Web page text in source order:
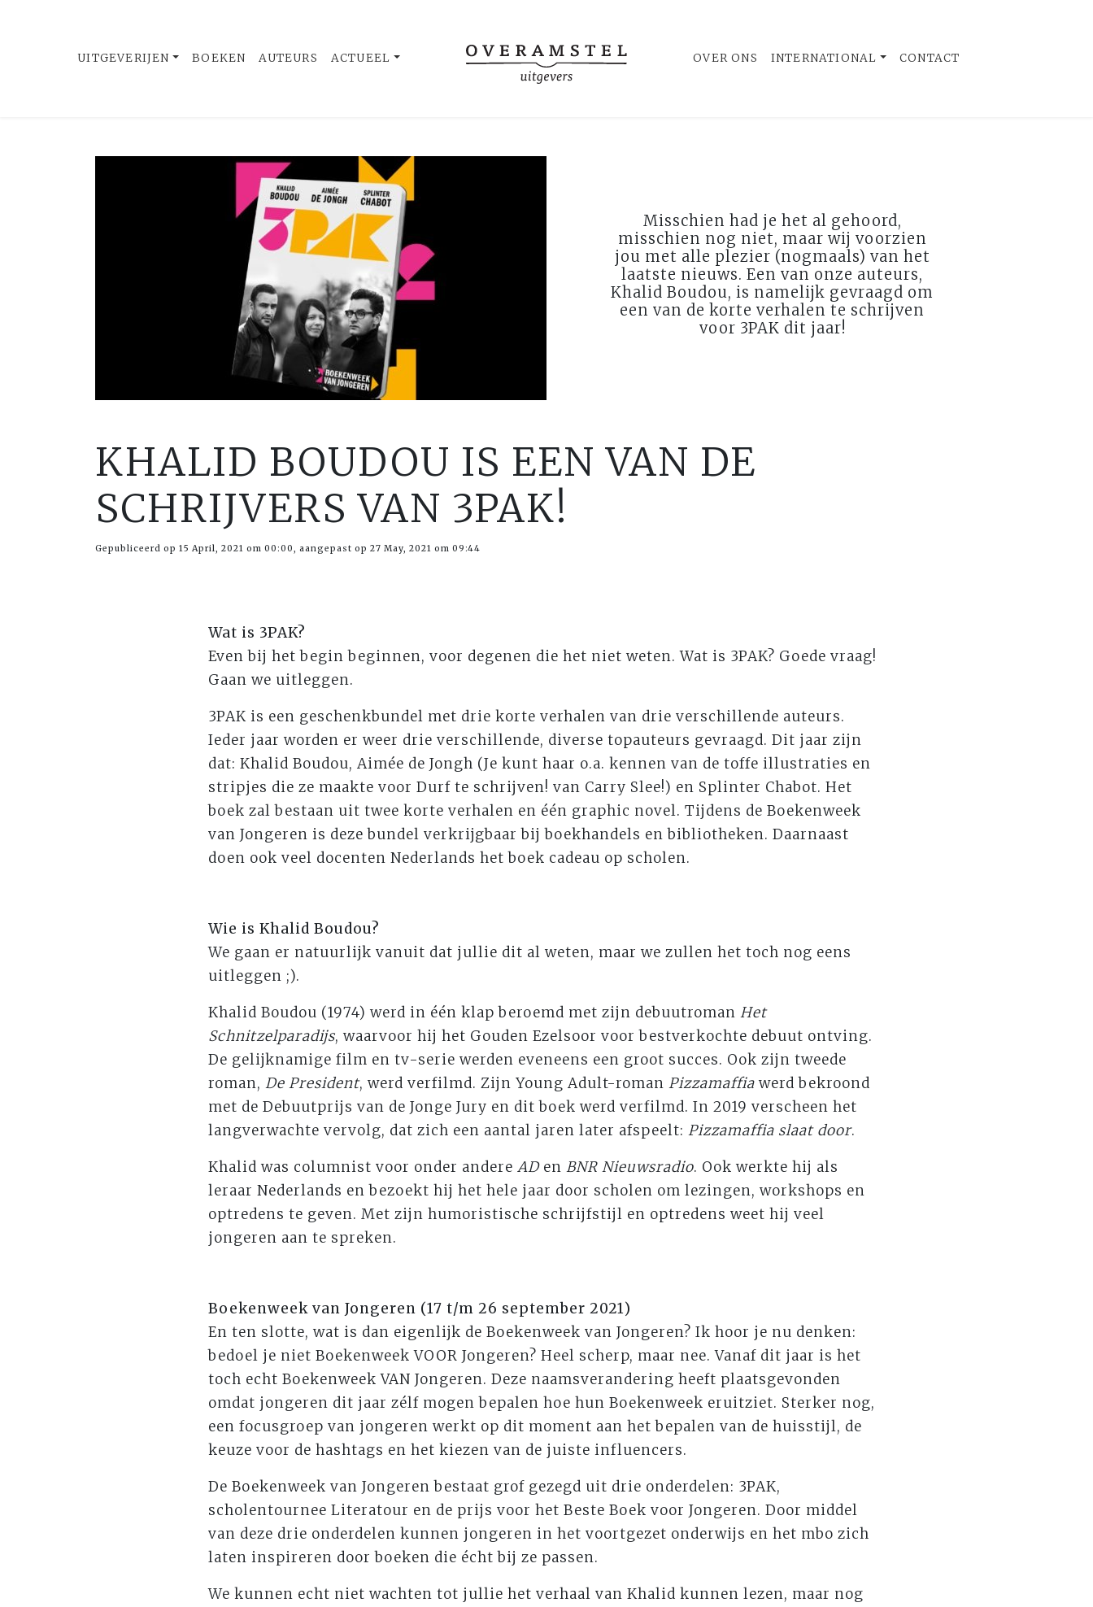
UITGEVERIJEN BOEKEN AUTEURS ACTUEEL OVER ONS INTERNATIONAL CONTACT
Misschien had je het al gehoord,
misschien nog niet, maar wij voorzien
jou met alle plezier (nogmaals) van het
laatste nieuws. Een van onze auteurs,
Khalid Boudou, is namelijk gevraagd om
een van de korte verhalen te schrijven
voor 3PAK dit jaar!
KHALID BOUDOU IS EEN VAN DE
SCHRIJVERS VAN 3PAK!
Gepubliceerd op 15 April, 2021 om 00:00, aangepast op 27 May, 2021 om 09:44
Wat is 3PAK?
Even bij het begin beginnen, voor degenen die het niet weten. Wat is 3PAK? Goede vraag!
Gaan we uitleggen.
3PAK is een geschenkbundel met drie korte verhalen van drie verschillende auteurs.
Ieder jaar worden er weer drie verschillende, diverse topauteurs gevraagd. Dit jaar zijn
dat: Khalid Boudou, Aimée de Jongh (Je kunt haar o.a. kennen van de toffe illustraties en
stripjes die ze maakte voor Durf te schrijven! van Carry Slee!) en Splinter Chabot. Het
boek zal bestaan uit twee korte verhalen en één graphic novel. Tijdens de Boekenweek
van Jongeren is deze bundel verkrijgbaar bij boekhandels en bibliotheken. Daarnaast
doen ook veel docenten Nederlands het boek cadeau op scholen.
Wie is Khalid Boudou?
We gaan er natuurlijk vanuit dat jullie dit al weten, maar we zullen het toch nog eens
uitleggen ;).
Khalid Boudou (1974) werd in één klap beroemd met zijn debuutroman Het
Schnitzelparadijs, waarvoor hij het Gouden Ezelsoor voor bestverkochte debuut ontving.
De gelijknamige film en tv-serie werden eveneens een groot succes. Ook zijn tweede
roman, De President, werd verfilmd. Zijn Young Adult-roman Pizzamaffiawerd bekroond
met de Debuutprijs van de Jonge Jury en dit boek werd verfilmd. In 2019 verscheen het
langverwachte vervolg, dat zich een aantal jaren later afspeelt: Pizzamaffia slaat door.
Khalid was columnist voor onder andere ADen BNR Nieuwsradio. Ook werkte hij als
leraar Nederlands en bezoekt hij het hele jaar door scholen om lezingen, workshops en
optredens te geven. Met zijn humoristische schrijfstijl en optredens weet hij veel
jongeren aan te spreken.
Boekenweek van Jongeren (17 t/m 26 september 2021)
En ten slotte, wat is dan eigenlijk de Boekenweek van Jongeren? Ik hoor je nu denken:
bedoel je niet Boekenweek VOOR Jongeren? Heel scherp, maar nee. Vanaf dit jaar is het
toch echt Boekenweek VAN Jongeren. Deze naamsverandering heeft plaatsgevonden
omdat jongeren dit jaar zélf mogen bepalen hoe hun Boekenweek eruitziet. Sterker nog,
een focusgroep van jongeren werkt op dit moment aan het bepalen van de huisstijl, de
keuze voor de hashtags en het kiezen van de juiste influencers.
De Boekenweek van Jongeren bestaat grof gezegd uit drie onderdelen: 3PAK,
scholentournee Literatour en de prijs voor het Beste Boek voor Jongeren. Door middel
van deze drie onderdelen kunnen jongeren in het voortgezet onderwijs en het mbo zich
laten inspireren door boeken die écht bij ze passen.
We kunnen echt niet wachten tot jullie het verhaal van Khalid kunnen lezen, maar nog